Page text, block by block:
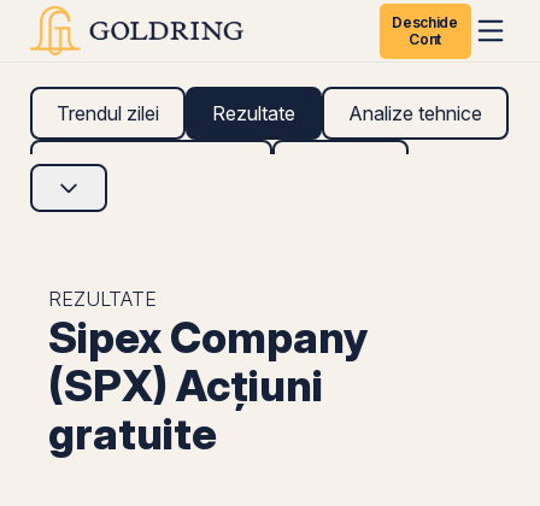
Deschide
Cont
Trendul zilei Rezultate Analize tehnice
Analize fundamentale
REZULTATE
Sipex Company
(SPX) Acțiuni
gratuite